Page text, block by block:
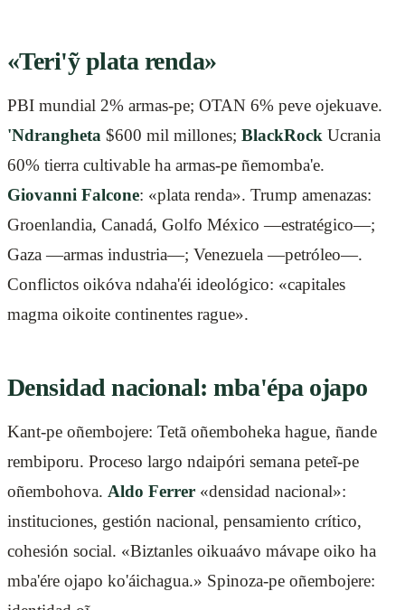
«Teri'ỹ plata renda»
PBI mundial 2% armas-pe; OTAN 6% peve ojekuave.
'Ndrangheta $600 mil millones; BlackRock Ucrania
60% tierra cultivable ha armas-pe ñemomba'e.
Giovanni Falcone: «plata renda». Trump amenazas:
Groenlandia, Canadá, Golfo México —estratégico—;
Gaza —armas industria—; Venezuela —petróleo—.
Conflictos oikóva ndaha'éi ideológico: «capitales
magma oikoite continentes rague».
Densidad nacional: mba'épa ojapo
Kant-pe oñembojere: Tetã oñemboheka hague, ñande
rembiporu. Proceso largo ndaipóri semana peteĩ-pe
oñembohova. Aldo Ferrer «densidad nacional»:
instituciones, gestión nacional, pensamiento crítico,
cohesión social. «Biztanles oikuaávo mávape oiko ha
mba'ére ojapo ko'áichagua.» Spinoza-pe oñembojere: